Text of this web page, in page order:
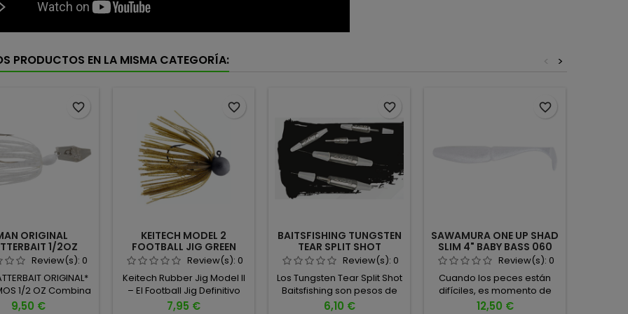
PRODUCTOS EN LA MISMA CATEGORÍA: >
<
ORIGINAL
1/2OZ
WHITEReview(s): 0
ORIGINAL*
1/2 OZ Combina
destello de un
Precio
9,50 €
favorite_border
KEITECH MODEL 2
FOOTBALL JIG GREEN
PUMPKIN PP 101
Review(s): 0
Keitech Rubber Jig Model II
– El Football Jig Definitivo
El Rubber Jig Model
Precio
7,95 €
favorite_border
BAITSFISHING TUNGSTEN
TEAR SPLIT SHOT
Review(s): 0
Los Tungsten Tear Split Shot
Baitsfishing son pesos de
tungsteno en forma de
Precio
6,10 €
favorite_border
SAWAMURA ONE UP SHAD
SLIM 4" BABY BASS 060
Review(s): 0
Cuando los peces están
difíciles, es momento de
jugar fino… y el Sawamura
Precio
12,50 €
favorite_border